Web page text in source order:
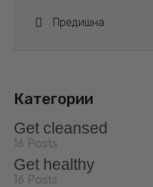
Предишна
Категории
Get cleansed
16 Posts
Get healthy
16 Posts